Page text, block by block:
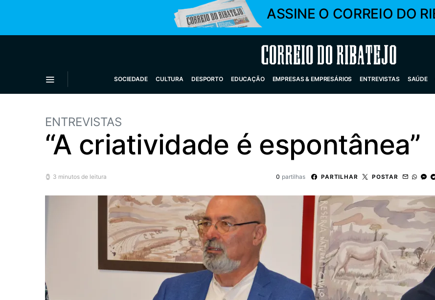
ASSINE O CORREIO DO
Correio do Ribatejo
SOCIEDADE CULTURA DESPORTO EDUCAÇÃO EMPRESAS & EMPRESÁRIOS ENTREVISTAS SAÚDE
ENTREVISTAS
“A criatividade é espontânea”
3 minutos de leitura 0 partilhas PARTILHAR POSTAR